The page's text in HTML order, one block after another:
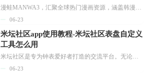
漫蛙MANWA3，汇聚全球热门漫画资源，涵盖韩漫、欧美漫画、国漫等多种类型，题材丰富多样，全方位满足用户阅读喜好。它不仅是阅读平台，更是创作平台，为广大用户打造零门槛创作环境。...
06-23
米坛社区app使用教程-米坛社区表盘自定义
工具怎么用
米坛社区是专为钟表爱好者打造的交流平台。无论你是初涉钟表领域的普通爱好者，还是拥有多年收藏经验的资深玩家，都能在此找到属于自己的天地。 无需注册，就能轻松参与其中。通过专业的讨论论坛与丰富的交互功能，你可与世界各地的钟表爱好者畅快交流。若你钟情于钟表，米坛社区无疑是值得一试的理想之选。在这里，你能获取最新的手表资讯，交流见解，提升鉴赏品味，让每一块手表都成为收藏故事中重要的一部分。感兴趣的朋友，不要错过下载机会。...
06-23